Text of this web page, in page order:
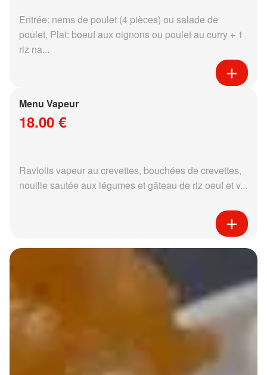
Entrée: nems de poulet (4 pièces) ou salade de
poulet, Plat: boeuf aux oignons ou poulet au curry + 1
riz na...
Menu Vapeur
18.00 €
Raviolis vapeur au crevettes, bouchées de crevettes,
nouille sautée aux légumes et gâteau de riz oeuf et v...